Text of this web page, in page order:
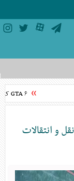
GTA ۶ کی منتشر می‌شود؟ تاریخ انتشار GTA VI اعلام شد
و انتقالات